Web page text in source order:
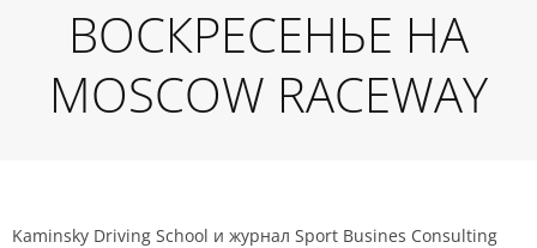
ВОСКРЕСЕНЬЕ НА
MOSCOW RACEWAY
Kaminsky Driving School и журнал Sport Busines Consulting